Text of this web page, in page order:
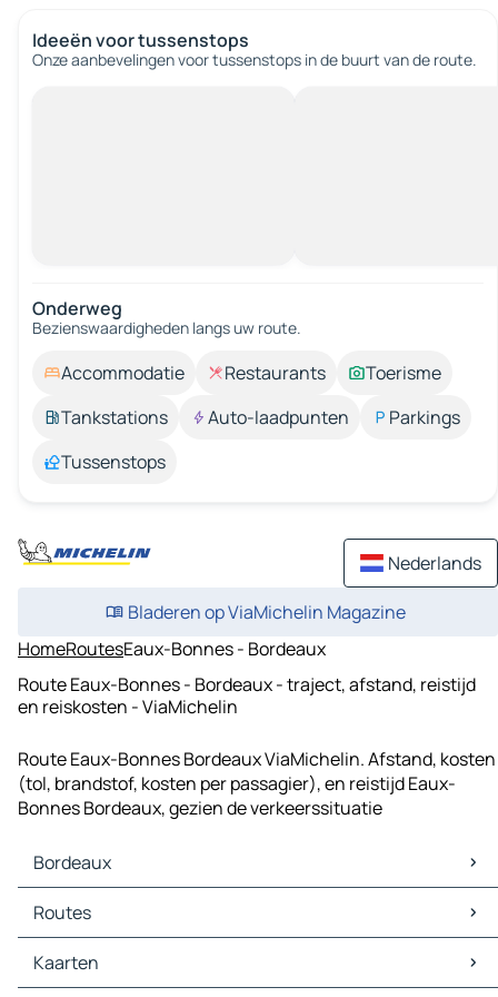
Ideeën voor tussenstops
Onze aanbevelingen voor tussenstops in de buurt van de route.
Onderweg
Bezienswaardigheden langs uw route.
Accommodatie Restaurants
Toerisme
Tankstations
Auto-laadpunten
Parkings
Tussenstops
Nederlands
Bladeren op ViaMichelin Magazine
HomeRoutesEaux-Bonnes - Bordeaux
Route Eaux-Bonnes - Bordeaux - traject, afstand, reistijd
en reiskosten - ViaMichelin
Route Eaux-Bonnes Bordeaux ViaMichelin. Afstand, kosten
(tol, brandstof, kosten per passagier), en reistijd Eaux-
Bonnes Bordeaux, gezien de verkeerssituatie
Bordeaux
Bordeaux Kaarten
Bordeaux Verkeer
Bordeaux Hotels
Bordeaux Restaurants
Routes
Routes Bordeaux - Mont-de-Marsan
Routes Bordeaux - Périgueux
Kaarten